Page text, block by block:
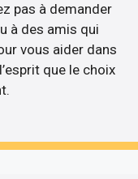
pas à demander
à des amis qui
vous aider dans
que le choix